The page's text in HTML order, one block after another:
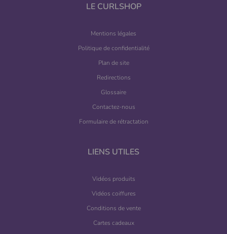
LE CURLSHOP
Mentions légales
Politique de confidentialité
Plan de site
Redirections
Glossaire
Contactez-nous
Formulaire de rétractation
LIENS UTILES
Vidéos produits
Vidéos coiffures
Conditions de vente
Cartes cadeaux